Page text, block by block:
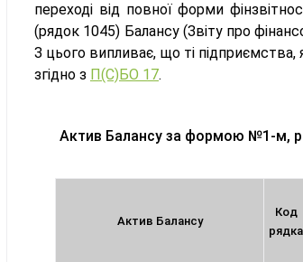
переході від повної форми
(рядок 1045) Балансу (Звіту про
З цього випливає, що ті підприємства,
згідно з П(С)БО 17.
Актив Балансу за формою №1-м,
Актив Балансу
Код
рядка